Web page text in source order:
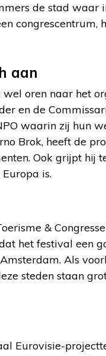
de stad waar
congrescentrum,
aan
oren naar het
en de
waarin zij hun
Brok, heeft de
Ook grijpt hij
is.
&
het festival een
Als
steden staan
Eurovisie-